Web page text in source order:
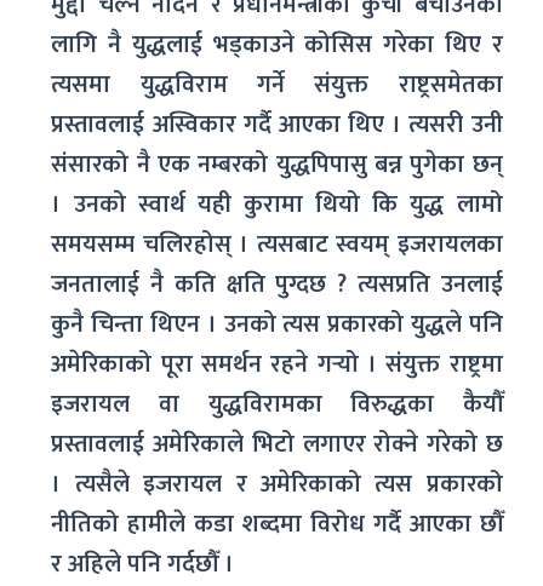
लागि नै युद्धलाई भड्काउने कोसिस गरेका थिए र
त्यसमा युद्धविराम गर्ने संयुक्त राष्ट्रसमेतका
प्रस्तावलाई अस्विकार गर्दै आएका थिए । त्यसरी उनी
संसारको नै एक नम्बरको युद्धपिपासु बन्न पुगेका छन्
। उनको स्वार्थ यही कुरामा थियो कि युद्ध लामो
समयसम्म चलिरहोस् । त्यसबाट स्वयम् इजरायलका
जनतालाई नै कति क्षति पुग्दछ ? त्यसप्रति उनलाई
कुनै चिन्ता थिएन । उनको त्यस प्रकारको युद्धले पनि
अमेरिकाको पूरा समर्थन रहने गऱ्यो । संयुक्त राष्ट्रमा
इजरायल वा युद्धविरामका विरुद्धका कैयौँ
प्रस्तावलाई अमेरिकाले भिटो लगाएर रोक्ने गरेको छ
। त्यसैले इजरायल र अमेरिकाको त्यस प्रकारको
नीतिको हामीले कडा शब्दमा विरोध गर्दै आएका छौँ
र अहिले पनि गर्दछौँ ।